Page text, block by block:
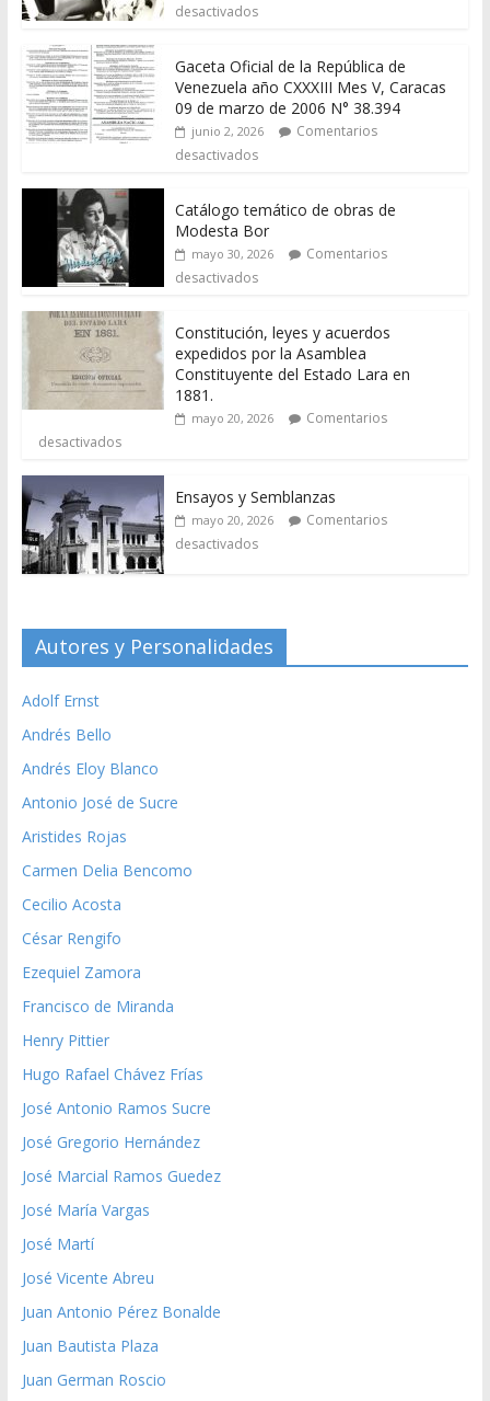
desactivados
Gaceta Oficial de la República de
Venezuela año CXXXIII Mes V, Caracas
09 de marzo de 2006 N° 38.394
junio 2, 2026
Comentarios
desactivados
Catálogo temático de obras de
Modesta Bor
mayo 30, 2026
Comentarios
desactivados
Constitución, leyes y acuerdos
expedidos por la Asamblea
Constituyente del Estado Lara en
1881.
mayo 20, 2026
Comentarios
desactivados
Ensayos y Semblanzas
mayo 20, 2026
Comentarios
desactivados
Autores y Personalidades
Adolf Ernst
Andrés Bello
Andrés Eloy Blanco
Antonio José de Sucre
Aristides Rojas
Carmen Delia Bencomo
Cecilio Acosta
César Rengifo
Ezequiel Zamora
Francisco de Miranda
Henry Pittier
Hugo Rafael Chávez Frías
José Antonio Ramos Sucre
José Gregorio Hernández
José Marcial Ramos Guedez
José María Vargas
José Martí
José Vicente Abreu
Juan Antonio Pérez Bonalde
Juan Bautista Plaza
Juan German Roscio